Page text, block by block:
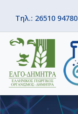
Τηλ.: 26510 94780